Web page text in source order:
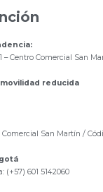
– Centro Comercial San
reducida
San Martín /
601 5142060